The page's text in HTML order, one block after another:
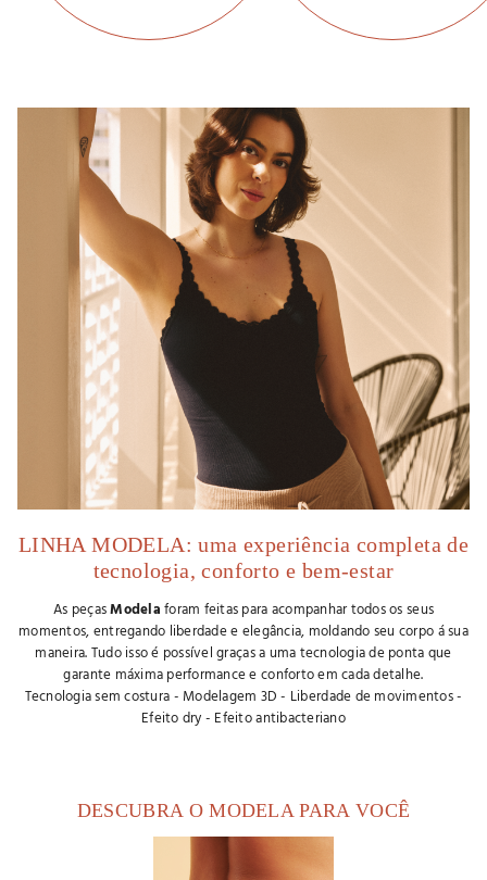
LINHA MODELA: uma experiência completa de
tecnologia, conforto e bem-estar
As peçasModelaforam feitas para acompanhar todos os seus
momentos, entregando liberdade e elegância, moldando seu corpo á sua
maneira. Tudo isso é possível graças a uma tecnologia de ponta que
garante máxima performance e conforto em cada detalhe.
Tecnologia sem costura - Modelagem 3D - Liberdade de movimentos -
Efeito dry - Efeito antibacteriano
DESCUBRA O MODELA PARA VOCÊ